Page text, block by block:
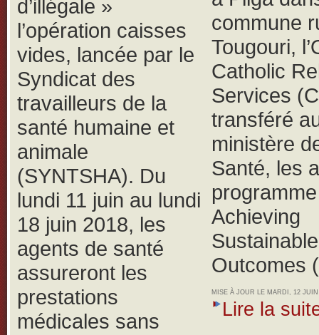
d’illégale »
l’opération caisses
vides, lancée par le
Syndicat des
travailleurs de la
santé humaine et
animale
(SYNTSHA). Du
lundi 11 juin au lundi
18 juin 2018, les
agents de santé
assureront les
prestations
médicales sans
commune
Tougouri,
Catholic
Services
transféré
ministère
Santé, les
Achieving
Sustainable
Outcomes
MISE À JOUR LE MARDI, 12
Lire la